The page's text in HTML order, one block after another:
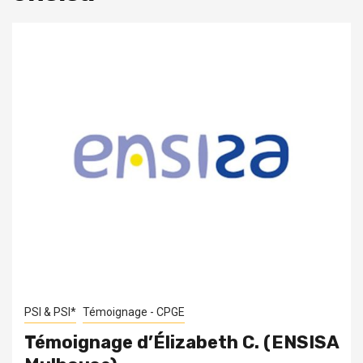
PSI & PSI* Témoignage - CPGE
Témoignage d’Élizabeth C. (ENSISA